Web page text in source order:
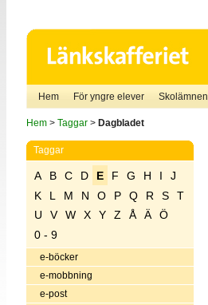
Hem För yngre elever Skolämnen
Hem> Taggar> Dagbladet
Taggar
A B C D E F G H I
J
K
L M N O P Q R S
T
U
V W X Y Z Å Ä
Ö
0 - 9
e-böcker
e-mobbning
e-post